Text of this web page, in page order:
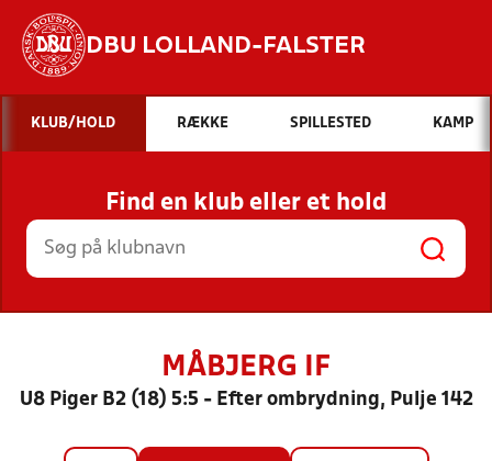
DBU LOLLAND-FALSTER
Hvad vil du søge efter?
INDHOLD OG NYHEDER
STILLINGER, RESULTATER, KLUBBER OG
HOLD
KLUB/HOLD RÆKKE SPILLESTED KAMP
Find en klub eller et hold
MÅBJERG IF
U8 Piger B2 (18) 5:5 - Efter ombrydning, Pulje 142